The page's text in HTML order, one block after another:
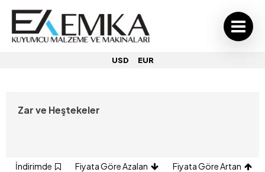
USD EUR
Zar ve Heştekeler
İndirimde Fiyata Göre Azalan Fiyata Göre Artan